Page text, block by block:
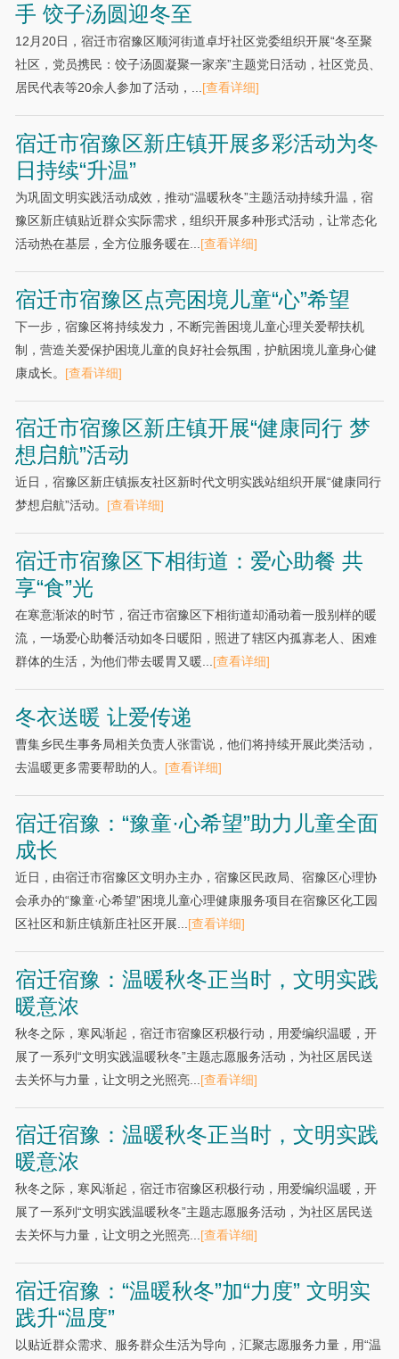
手 饺子汤圆迎冬至
12月20日，宿迁市宿豫区顺河街道卓圩社区党委组织开展“冬至聚
社区，党员携民：饺子汤圆凝聚一家亲”主题党日活动，社区党员、
居民代表等20余人参加了活动，... [查看详细]
宿迁市宿豫区新庄镇开展多彩活动为冬
日持续“升温”
为巩固文明实践活动成效，推动“温暖秋冬”主题活动持续升温，宿
豫区新庄镇贴近群众实际需求，组织开展多种形式活动，让常态化
活动热在基层，全方位服务暖在... [查看详细]
宿迁市宿豫区点亮困境儿童“心”希望
下一步，宿豫区将持续发力，不断完善困境儿童心理关爱帮扶机
制，营造关爱保护困境儿童的良好社会氛围，护航困境儿童身心健
康成长。 [查看详细]
宿迁市宿豫区新庄镇开展“健康同行 梦
想启航”活动
近日，宿豫区新庄镇振友社区新时代文明实践站组织开展“健康同行
梦想启航”活动。 [查看详细]
宿迁市宿豫区下相街道：爱心助餐 共
享“食”光
在寒意渐浓的时节，宿迁市宿豫区下相街道却涌动着一股别样的暖
流，一场爱心助餐活动如冬日暖阳，照进了辖区内孤寡老人、困难
群体的生活，为他们带去暖胃又暖...[查看详细]
冬衣送暖 让爱传递
曹集乡民生事务局相关负责人张雷说，他们将持续开展此类活动，
去温暖更多需要帮助的人。 [查看详细]
宿迁宿豫：“豫童·心希望”助力儿童全面
成长
近日，由宿迁市宿豫区文明办主办，宿豫区民政局、宿豫区心理协
会承办的“豫童·心希望”困境儿童心理健康服务项目在宿豫区化工园
区社区和新庄镇新庄社区开展... [查看详细]
宿迁宿豫：温暖秋冬正当时，文明实践
暖意浓
秋冬之际，寒风渐起，宿迁市宿豫区积极行动，用爱编织温暖，开
展了一系列“文明实践温暖秋冬”主题志愿服务活动，为社区居民送
去关怀与力量，让文明之光照亮... [查看详细]
宿迁宿豫：温暖秋冬正当时，文明实践
暖意浓
秋冬之际，寒风渐起，宿迁市宿豫区积极行动，用爱编织温暖，开
展了一系列“文明实践温暖秋冬”主题志愿服务活动，为社区居民送
去关怀与力量，让文明之光照亮...[查看详细]
宿迁宿豫：“温暖秋冬”加“力度” 文明实
践升“温度”
以贴近群众需求、服务群众生活为导向，汇聚志愿服务力量，用“温